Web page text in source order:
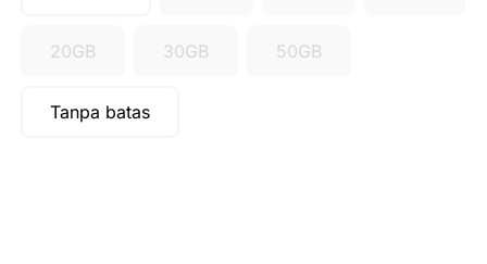
20GB 30GB 50GB
Tanpa batas